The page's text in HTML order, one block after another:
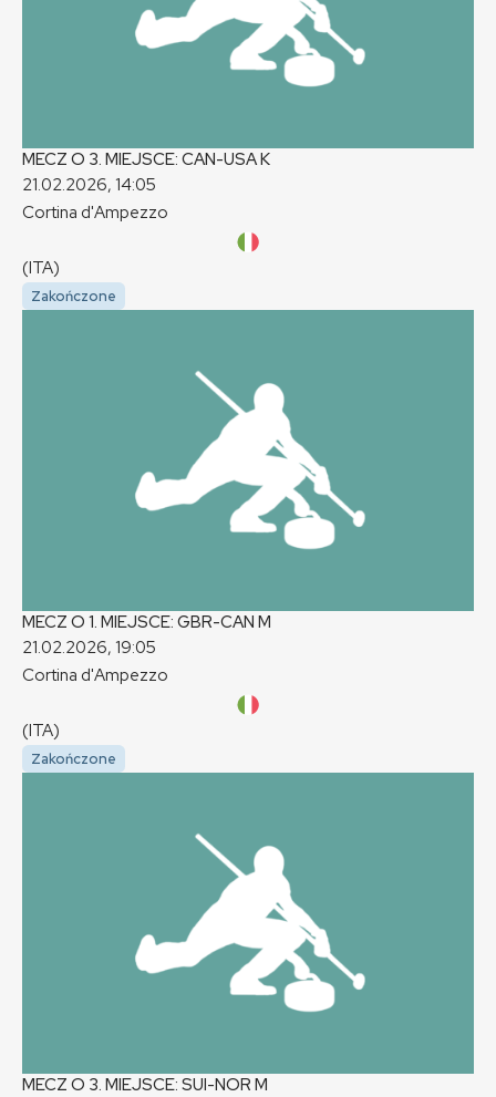
MECZ O 3. MIEJSCE: CAN-USAK
21.02.2026, 14:05
Cortina d'Ampezzo
(ITA)
Zakończone
MECZ O 1. MIEJSCE: GBR-CAN M
21.02.2026, 19:05
Cortina d'Ampezzo
(ITA)
Zakończone
MECZ O 3. MIEJSCE: SUI-NOR M